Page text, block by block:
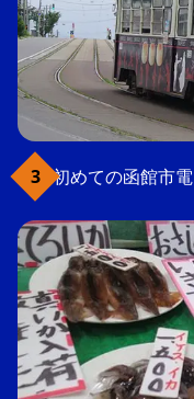
初めての函館市